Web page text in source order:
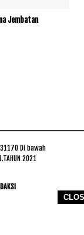
Jembatan
Di bawah
2021